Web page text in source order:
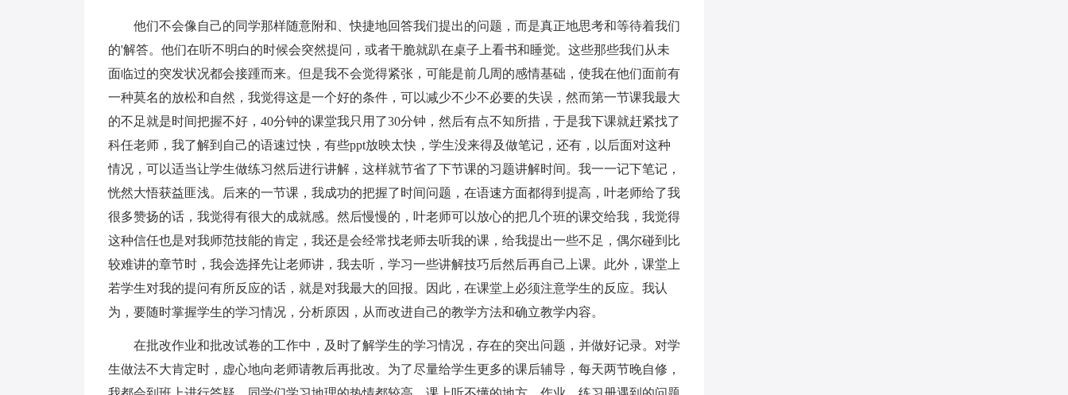
他们不会像自己的同学那样随意附和、快捷地回答我们提出的问题，而是真正地思考和等待着我们
的'解答。他们在听不明白的时候会突然提问，或者干脆就趴在桌子上看书和睡觉。这些那些我们从未
面临过的突发状况都会接踵而来。但是我不会觉得紧张，可能是前几周的感情基础，使我在他们面前有
一种莫名的放松和自然，我觉得这是一个好的条件，可以减少不少不必要的失误，然而第一节课我最大
的不足就是时间把握不好，40分钟的课堂我只用了30分钟，然后有点不知所措，于是我下课就赶紧找了
科任老师，我了解到自己的语速过快，有些ppt放映太快，学生没来得及做笔记，还有，以后面对这种
情况，可以适当让学生做练习然后进行讲解，这样就节省了下节课的习题讲解时间。我一一记下笔记，
恍然大悟获益匪浅。后来的一节课，我成功的把握了时间问题，在语速方面都得到提高，叶老师给了我
很多赞扬的话，我觉得有很大的成就感。然后慢慢的，叶老师可以放心的把几个班的课交给我，我觉得
这种信任也是对我师范技能的肯定，我还是会经常找老师去听我的课，给我提出一些不足，偶尔碰到比
较难讲的章节时，我会选择先让老师讲，我去听，学习一些讲解技巧后然后再自己上课。此外，课堂上
若学生对我的提问有所反应的话，就是对我最大的回报。因此，在课堂上必须注意学生的反应。我认
为，要随时掌握学生的学习情况，分析原因，从而改进自己的教学方法和确立教学内容。
在批改作业和批改试卷的工作中，及时了解学生的学习情况，存在的突出问题，并做好记录。对学
生做法不大肯定时，虚心地向老师请教后再批改。为了尽量给学生更多的课后辅导，每天两节晚自修，